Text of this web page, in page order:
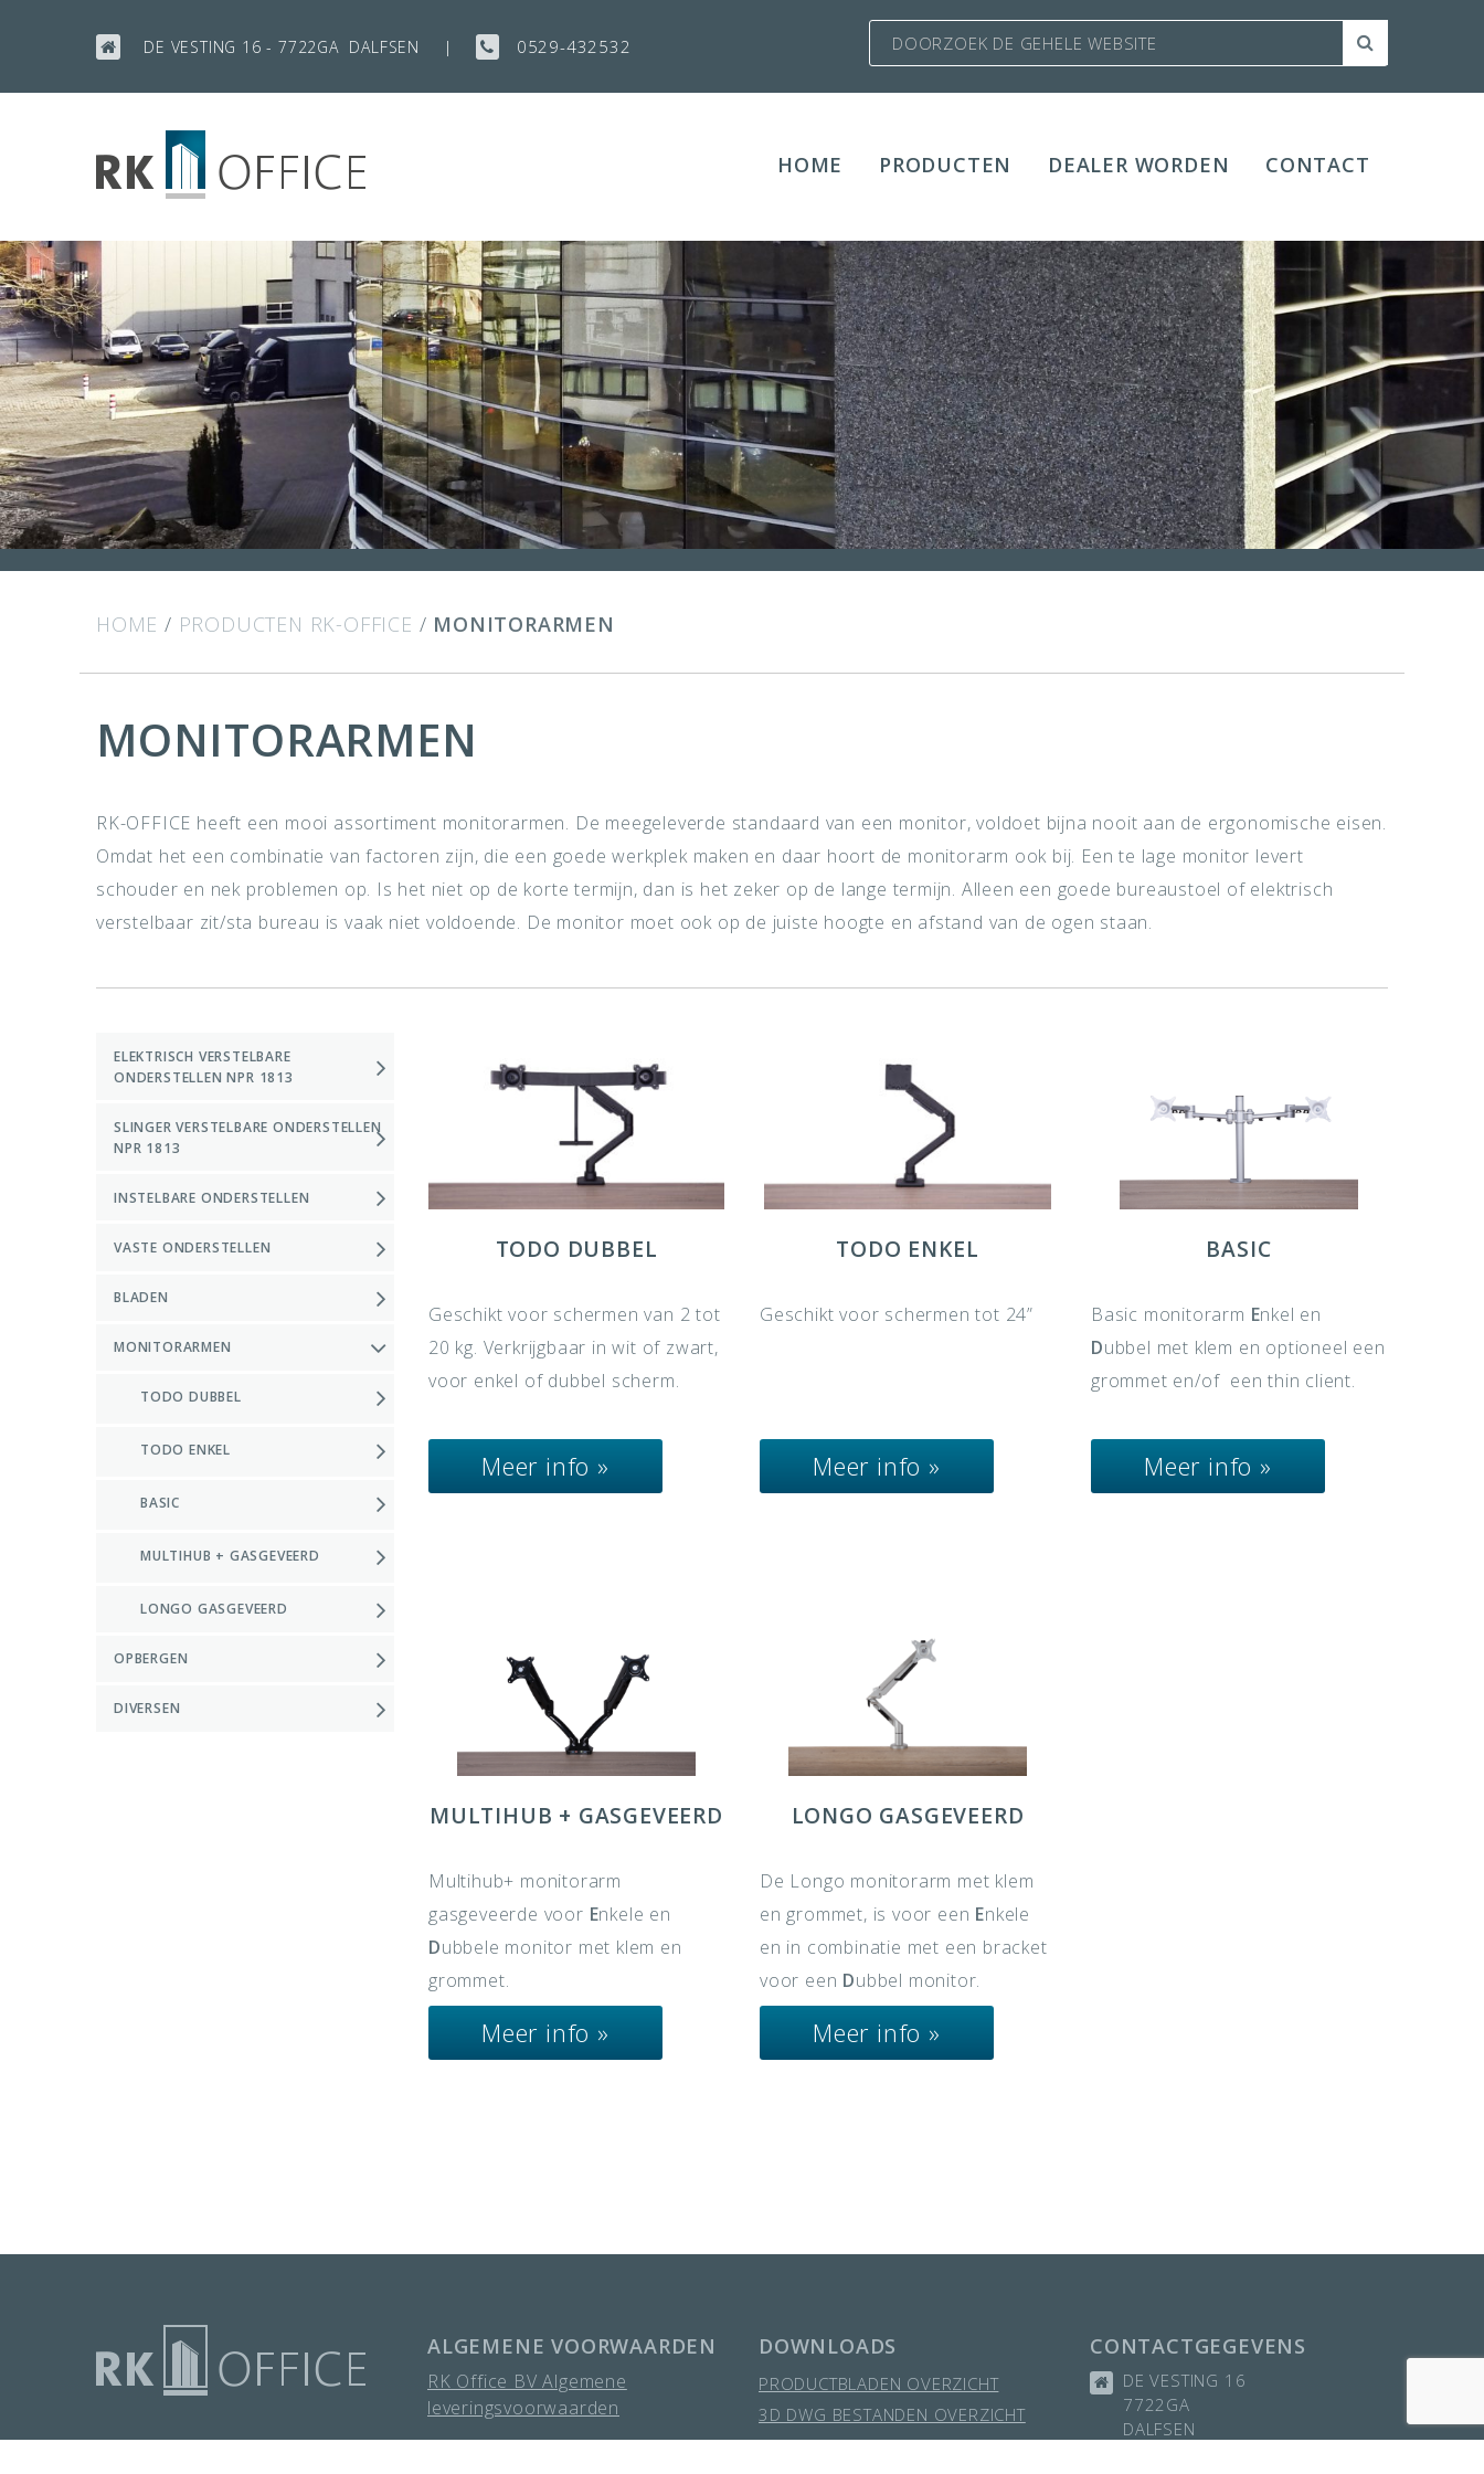
inhoud
DE VESTING 16 - 7722GA DALFSEN | 0529-432532
HOME PRODUCTEN DEALER WORDEN CONTACT
HOME / PRODUCTEN RK-OFFICE / MONITORARMEN
MONITORARMEN
RK-OFFICE heeft een mooi assortiment monitorarmen. De meegeleverde standaard van een monitor, voldoet bijna nooit aan de ergonomische eisen.
Omdat het een combinatie van factoren zijn, die een goede werkplek maken en daar hoort de monitorarm ook bij. Een te lage monitor levert
schouder en nek problemen op. Is het niet op de korte termijn, dan is het zeker op de lange termijn. Alleen een goede bureaustoel of elektrisch
verstelbaar zit/sta bureau is vaak niet voldoende. De monitor moet ook op de juiste hoogte en afstand van de ogen staan.
TODO DUBBEL
Geschikt voor schermen van 2 tot
20 kg. Verkrijgbaar in wit of zwart,
voor enkel of dubbel scherm.
Meer info »
TODO ENKEL
Geschikt voor schermen tot 24”
Meer info »
BASIC
Basic monitorarm Enkel en
Dubbel met klem en optioneel een
grommet en/of een thin client.
Meer info »
MULTIHUB + GASGEVEERD
Multihub+ monitorarm
gasgeveerde voor Enkele en
Dubbele monitor met klem en
grommet.
Meer info »
LONGO GASGEVEERD
De Longo monitorarm met klem
en grommet, is voor een Enkele
en in combinatie met een bracket
voor een Dubbel monitor.
Meer info »
ELEKTRISCH VERSTELBARE
ONDERSTELLEN NPR 1813
SLINGER VERSTELBARE ONDERSTELLEN
NPR 1813
INSTELBARE ONDERSTELLEN
VASTE ONDERSTELLEN
BLADEN
MONITORARMEN
TODO DUBBEL
TODO ENKEL
BASIC
MULTIHUB + GASGEVEERD
LONGO GASGEVEERD
OPBERGEN
DIVERSEN
ALGEMENE VOORWAARDEN
RK Office BV Algemene
leveringsvoorwaarden
DOWNLOADS
PRODUCTBLADEN OVERZICHT
3D DWG BESTANDEN OVERZICHT
HANDLEIDINGEN
CONTACTGEGEVENS
DE VESTING 16
7722GA
DALFSEN